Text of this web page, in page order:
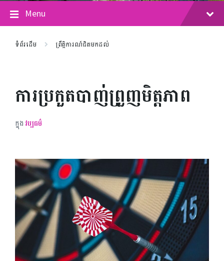
Menu
ទំព័រដើម ព្រឹត្តិការណ៍ជិតមកដល់
ការប្រកួតបាញ់ព្រួញមិត្តភាព
ក្នុង វប្បធម៌